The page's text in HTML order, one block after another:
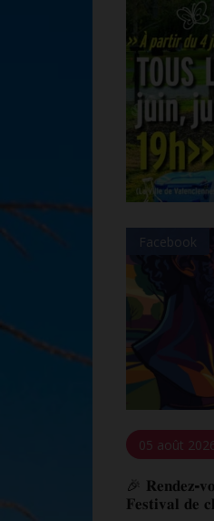
Facebook
05 août
🎉 𝐑𝐞𝐧𝐝𝐞𝐳-
𝐅𝐞𝐬𝐭𝐢𝐯𝐚𝐥 𝐝𝐞